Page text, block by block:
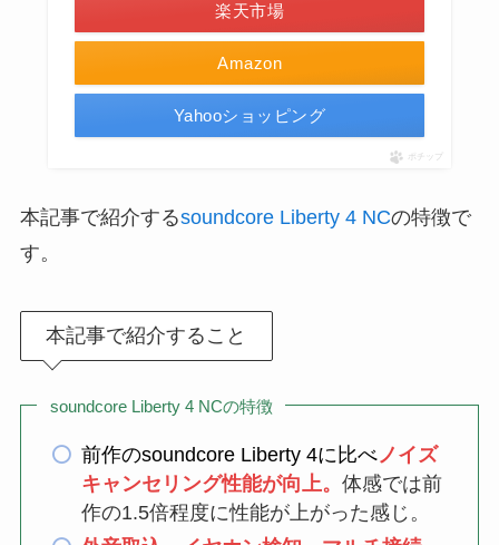
Amazon
楽天市場
Yahooショッピング
ポチップ
本記事で紹介するsoundcore Liberty 4 NCの特徴で
す。
本記事で紹介すること
soundcore Liberty 4 NCの特徴
前作のsoundcore Liberty 4に比べノイズ
キャンセリング性能が向上。 体感では前
作の1.5倍程度に性能が上がった感じ。